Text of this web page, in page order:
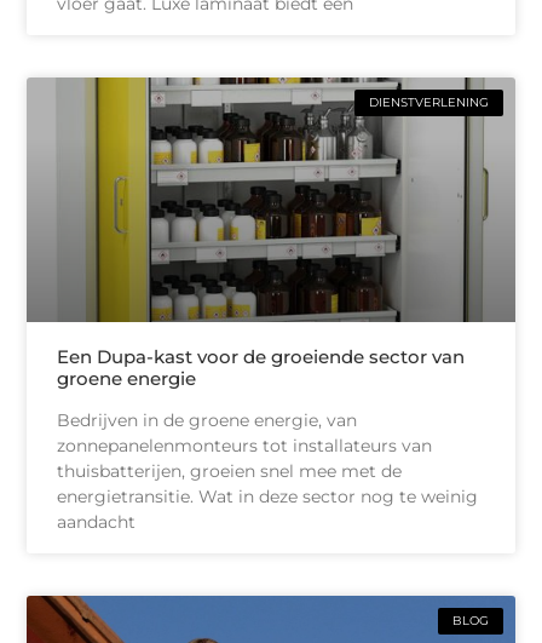
DIENSTVERLENING
Een Dupa-kast voor de groeiende sector van
groene energie
Bedrijven in de groene energie, van
zonnepanelenmonteurs tot installateurs van
thuisbatterijen, groeien snel mee met de
energietransitie. Wat in deze sector nog te weinig
aandacht
BLOG